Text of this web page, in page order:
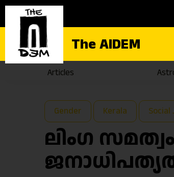
The AIDEM
Articles
Gender Kerala Social
ലിംഗ